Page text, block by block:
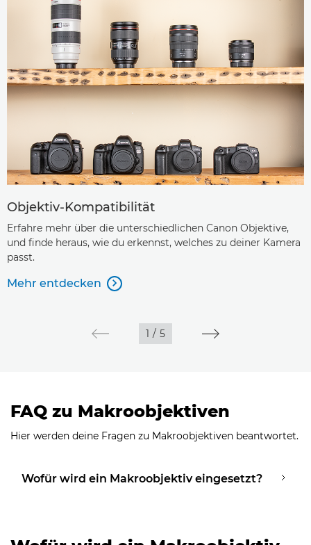
Objektiv-Kompatibilität
Erfahre mehr über die unterschiedlichen Canon Objektive,
und finde heraus, wie du erkennst, welches zu deiner Kamera
passt.
Mehr entdecken 
1 / 5
FAQ zu Makroobjektiven
Hier werden deine Fragen zu Makroobjektiven beantwortet.
Wofür wird ein Makroobjektiv eingesetzt?